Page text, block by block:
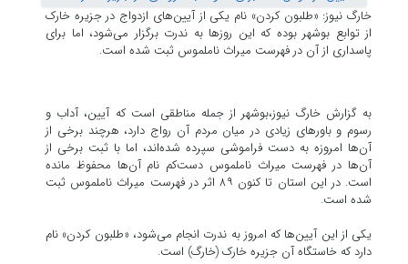
خارگ نیوز: «طلبون کردن» نام یکی از آیین‌های ازدواج در جزیره خارک
از توابع بوشهر بوده که این روزها به ندرت برگزار می‌شود، اما برای
پاسداری از آن در فهرست میراث ناملموس ثبت شده است.
به گزارش خارگ نیوز،بوشهر از جمله مناطقی است که آیین، آداب و
رسوم و باورهای زیادی در میان مردم آن رواج دارد، هرچند برخی از
آن‌ها امروزه به دست فراموشی سپرده شده‌اند، اما با ثبت برخی از
آن‌ها در فهرست میراث ناملموس دست‌کم نام آن‌ها محفوظ مانده
است. در این استان تا کنون ٨٩ اثر در فهرست میراث ناملموس ثبت
شده است.
یکی از این آیین‌ها که امروز به ندرت انجام می‌شود، «طلبون کردن» نام
دارد که خاستگاه آن جزیره خارک (خارگ) است.